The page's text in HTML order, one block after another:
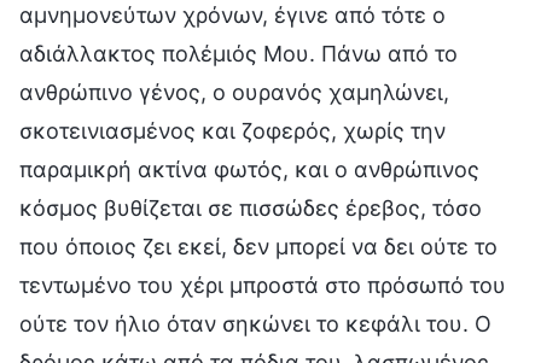
αμνημονεύτων χρόνων, έγινε από τότε ο
αδιάλλακτος πολέμιός Μου. Πάνω από το
ανθρώπινο γένος, ο ουρανός χαμηλώνει,
σκοτεινιασμένος και ζοφερός, χωρίς την
παραμικρή ακτίνα φωτός, και ο ανθρώπινος
κόσμος βυθίζεται σε πισσώδες έρεβος, τόσο
που όποιος ζει εκεί, δεν μπορεί να δει ούτε το
τεντωμένο του χέρι μπροστά στο πρόσωπό του
ούτε τον ήλιο όταν σηκώνει το κεφάλι του. Ο